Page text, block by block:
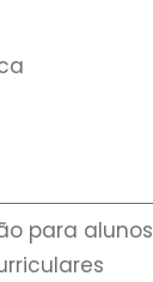
para alunos